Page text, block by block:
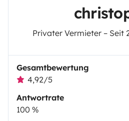
Privater Vermieter – Seit
Gesamtbewertung
4,92/5
Antwortrate
100 %